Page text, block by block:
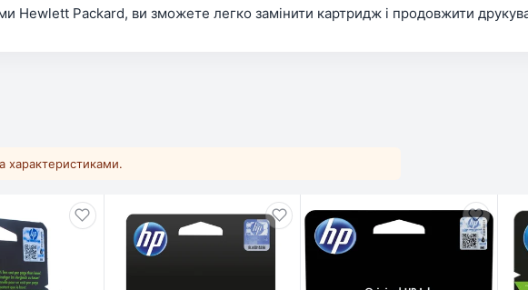
Hewlett Packard, ви зможете легко замінити картридж і продовжити
характеристиками.